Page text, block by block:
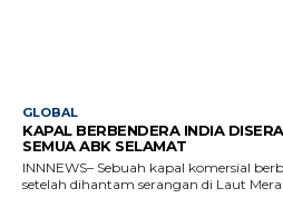
GLOBAL
KAPAL BERBENDERA INDIA
SEMUA ABK SELAMAT
INNNEWS– Sebuah kapal komersial
setelah dihantam serangan di Laut